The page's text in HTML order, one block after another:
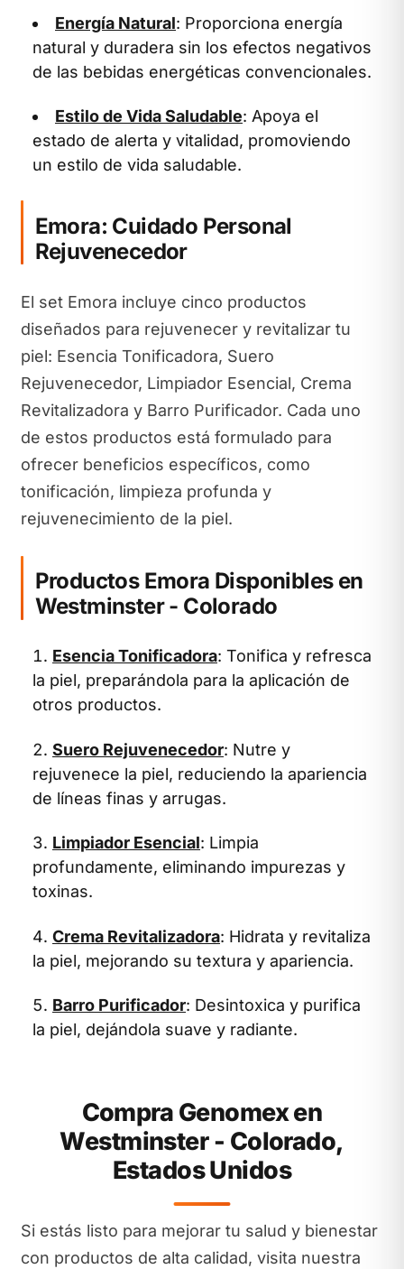
Energía Natural: Proporciona energía
natural y duradera sin los efectos negativos
de las bebidas energéticas convencionales.
Estilo de Vida Saludable: Apoya el
estado de alerta y vitalidad, promoviendo
un estilo de vida saludable.
Emora: Cuidado Personal
Rejuvenecedor
El set Emora incluye cinco productos
diseñados para rejuvenecer y revitalizar tu
piel: Esencia Tonificadora, Suero
Rejuvenecedor, Limpiador Esencial, Crema
Revitalizadora y Barro Purificador. Cada uno
de estos productos está formulado para
ofrecer beneficios específicos, como
tonificación, limpieza profunda y
rejuvenecimiento de la piel.
Productos Emora Disponibles en
Westminster - Colorado
Esencia Tonificadora: Tonifica y refresca
la piel, preparándola para la aplicación de
otros productos.
Suero Rejuvenecedor: Nutre y
rejuvenece la piel, reduciendo la apariencia
de líneas finas y arrugas.
Limpiador Esencial: Limpia
profundamente, eliminando impurezas y
toxinas.
Crema Revitalizadora: Hidrata y revitaliza
la piel, mejorando su textura y apariencia.
Barro Purificador: Desintoxica y purifica
la piel, dejándola suave y radiante.
Compra Genomex en
Westminster - Colorado,
Estados Unidos
Si estás listo para mejorar tu salud y bienestar
con productos de alta calidad, visita nuestra